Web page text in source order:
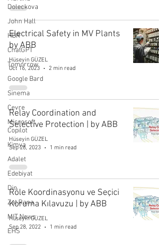
Doleckova
John Hall
HBR
ChatGPT
Tomorrow
Google Bard
Sinema
Çevre
Microsoft
Copilot
Kimya
Adalet
Edebiyat
Din
Zat Rana
MIT News
EHS
Electrical Safety in MV Plants
by ABB
Hüseyin GÜZEL
Oct 16, 2023
2 min read
Relay Coordination and
Selective Protection | by ABB
Hüseyin GÜZEL
Sep 26, 2023
1 min read
Röle Koordinasyonu ve Seçici
Koruma Kılavuzu | by ABB
Hüseyin GÜZEL
Sep 28, 2022
1 min read